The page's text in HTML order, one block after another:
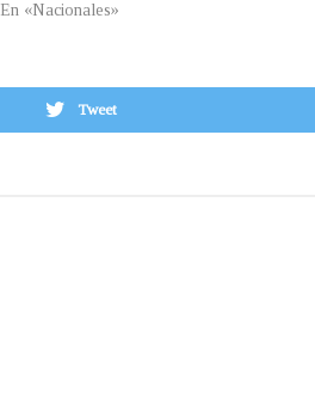
En «Nacionales»
Tweet